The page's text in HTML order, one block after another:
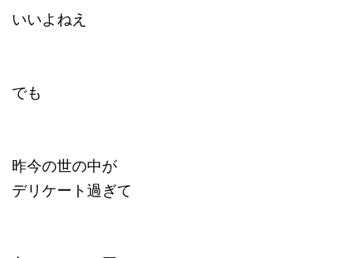
いいよねえ
でも
昨今の世の中が
デリケート過ぎて